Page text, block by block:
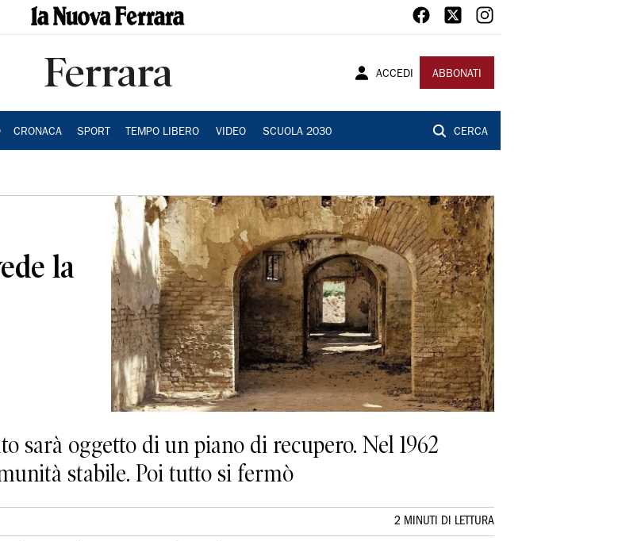
Ferrara ACCEDI ABBONATI
CRONACA SPORT TEMPO LIBERO VIDEO SCUOLA 2030 CERCA
la
sarà oggetto di un piano di recupero. Nel 1962
stabile. Poi tutto si fermò
2 MINUTI DI LETTURA